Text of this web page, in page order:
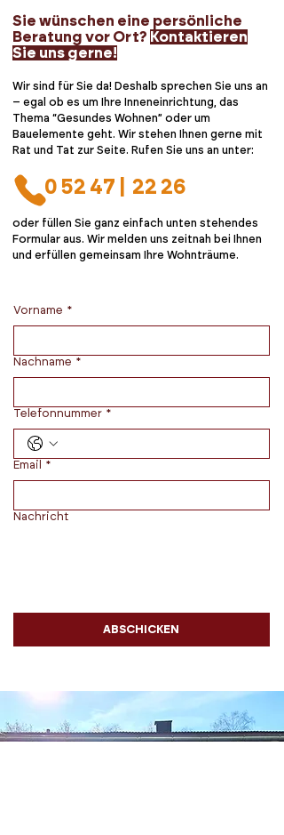
Sie wünschen eine persönliche
Beratung vor Ort? Kontaktieren
Sie uns gerne!
Wir sind für Sie da! Deshalb sprechen Sie uns an
– egal ob es um Ihre Inneneinrichtung, das
Thema “Gesundes Wohnen” oder um
Bauelemente geht. Wir stehen Ihnen gerne mit
Rat und Tat zur Seite. Rufen Sie uns an unter:
0 52 47 | 22 26
oder füllen Sie ganz einfach unten stehendes
Formular aus. Wir melden uns zeitnah bei Ihnen
und erfüllen gemeinsam Ihre Wohnträume.
Vorname *
Nachname *
Telefonnummer *
Email *
Nachricht
ABSCHICKEN